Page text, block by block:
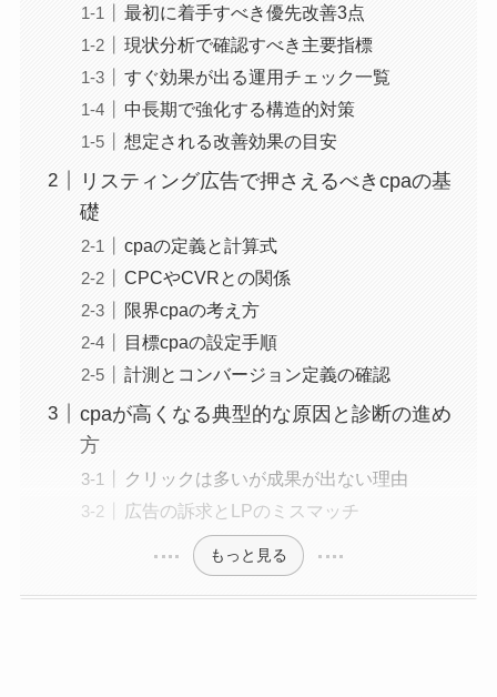
最初に着手すべき優先改善3点
現状分析で確認すべき主要指標
すぐ効果が出る運用チェック一覧
中長期で強化する構造的対策
想定される改善効果の目安
リスティング広告で押さえるべきcpaの基
礎
cpaの定義と計算式
CPCやCVRとの関係
限界cpaの考え方
目標cpaの設定手順
計測とコンバージョン定義の確認
cpaが高くなる典型的な原因と診断の進め
方
クリックは多いが成果が出ない理由
広告の訴求とLPのミスマッチ
もっと見る